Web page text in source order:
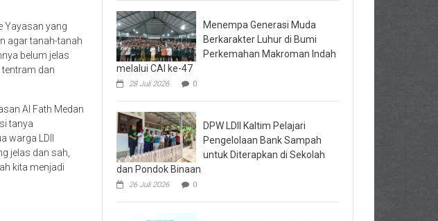
Yayasan yang
agar tanah-tanah
belum jelas
dan
Al Fath Medan
tanya
warga LDII
jelas dan sah,
kita menjadi
Menempa Generasi Muda
Berkarakter Luhur di Bumi
Perkemahan Makroman Indah
melalui CAI ke-47
28 Juli 2026 0
DPW LDII Kaltim Pelajari
Pengelolaan Bank Sampah
untuk Diterapkan di Sekolah
dan Pondok Binaan
26 Juli 2026 0